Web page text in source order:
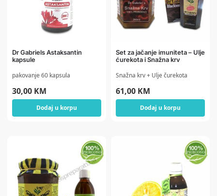
Dr Gabriels Astaksantin
kapsule
pakovanje 60 kapsula
30,00 KM
Dodaj u korpu
Set za jačanje imuniteta – Ulje
ćurekota i Snažna krv
Snažna krv + Ulje čurekota
61,00 KM
Dodaj u korpu